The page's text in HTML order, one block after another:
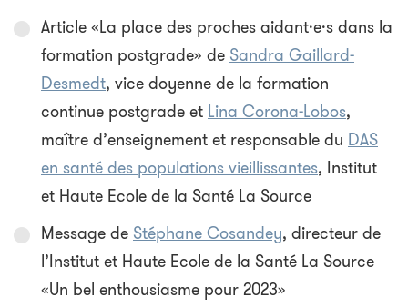
Article «La place des proches aidant·e·s dans la
formation postgrade» de Sandra Gaillard-
Desmedt, vice doyenne de la formation
continue postgrade et Lina Corona-Lobos,
maître d’enseignement et responsable du DAS
en santé des populations vieillissantes, Institut
et Haute Ecole de la Santé La Source
Message de Stéphane Cosandey, directeur de
l’Institut et Haute Ecole de la Santé La Source
«Un bel enthousiasme pour 2023»